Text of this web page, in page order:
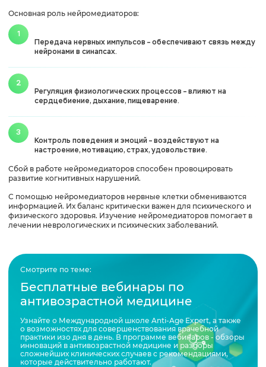
Основная роль нейромедиаторов:
Передача нервных импульсов – обеспечивают связь между
нейронами в синапсах.
Регуляция физиологических процессов – влияют на
сердцебиение, дыхание, пищеварение.
Контроль поведения и эмоций – воздействуют на
настроение, мотивацию, страх, удовольствие.
Сбой в работе нейромедиаторов способен провоцировать
развитие когнитивных нарушений.
С помощью нейромедиаторов нервные клетки обмениваются
информацией. Их баланс критически важен для психического и
физического здоровья. Изучение нейромедиаторов помогает в
лечении неврологических и психических заболеваний.
Смотрите по теме:
Бесплатные вебинары по
антивозрастной медицине
Узнайте о Международной школе Anti-Age Expert, а также
о возможностях для совершенствования врачебной
практики изо дня в день. В программе вебинаров - обзоры
инноваций в антивозрастной медицине и разборы
сложнейших клинических случаев с рекомендациями,
которые действительно работают.